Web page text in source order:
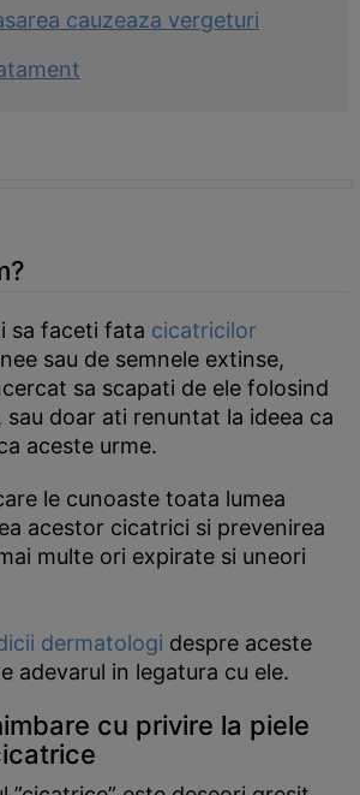
cauzeaza vergeturi
sa faceti fata cicatricilor
sau de semnele extinse,
sa scapati de ele folosind
sau doar ati renuntat la ideea ca
aceste urme.
le cunoaste toata lumea
acestor cicatrici si prevenirea
multe ori expirate si uneori
dermatologi despre aceste
adevarul in legatura cu ele.
cu privire la piele